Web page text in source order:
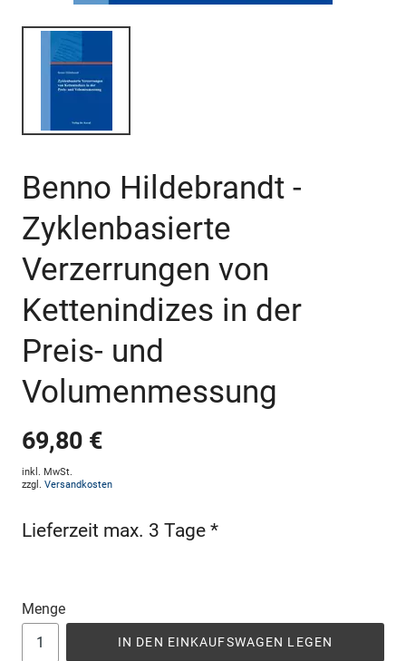
Benno Hildebrandt -
Zyklenbasierte
Verzerrungen von
Kettenindizes in der
Preis- und
Volumenmessung
69,80 €
inkl. MwSt.
zzgl. Versandkosten
Lieferzeit max. 3 Tage *
Menge
IN DEN EINKAUFSWAGEN LEGEN